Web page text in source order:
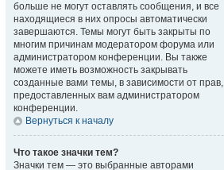
больше не могут оставлять сообщения, и все
находящиеся в них опросы автоматически
завершаются. Темы могут быть закрыты по
многим причинам модератором форума или
администратором конференции. Вы также
можете иметь возможность закрывать
созданные вами темы, в зависимости от прав,
предоставленных вам администратором
конференции.
Вернуться к началу
Что такое значки тем?
Значки тем — это выбранные авторами